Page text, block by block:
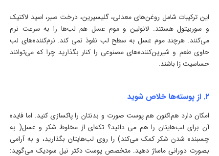
این ترکیبات شامل روغن‌های معدنی، گلیسیرین، درخت صبر، اسید لاکتیک
و سوربیتول هستند. لانولین و موم عسل هم لب‌ها را به سرعت نرم
می‌کنند. هرچند موم عسل به سطح لب نفوذ نمی کند. نرم‌کننده‌های لب
حاوی طعم و شیرین‌کننده‌های مصنوعی را کنار بگذارید چرا که می‌توانند
حساسیت زا باشند.
۲. از پوسته‌ها خلاص شوید
امکان دارد هم‌اکنون هم پوست صورت و بدنتان را پاکسازی کنید. اما فایده
آن برای لب‌هایتان را هم می دانید؟ تکه‌ای از مخلوط شکر و عسل( به
چسبنده شدن شکر کمک می‌کند) را روی لب‌هایتان بگذارید، و به آرامی
بصورت دورانی ماساژ دهید. متخصص پوست دکتر نیل سودیک می‌گوید: